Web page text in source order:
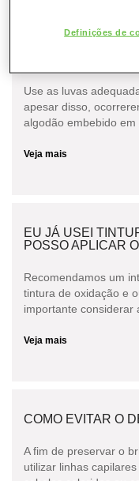
PROFESSIONNEL
COMO EVITAR
Use as luvas
apesar disso,
algodão embebido em
Veja mais
EU JÁ USEI
POSSO APLICAR
Recomendamos um
tintura de oxidação e
importante considerar
Veja mais
COMO EVITAR O
A fim de preservar o
utilizar linhas
Definições de